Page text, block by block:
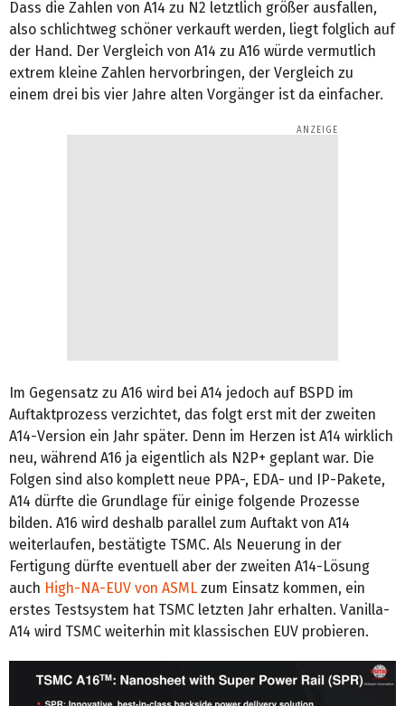
Dass die Zahlen von A14 zu N2 letztlich größer ausfallen,
also schlichtweg schöner verkauft werden, liegt folglich auf
der Hand. Der Vergleich von A14 zu A16 würde vermutlich
extrem kleine Zahlen hervorbringen, der Vergleich zu
einem drei bis vier Jahre alten Vorgänger ist da einfacher.
Im Gegensatz zu A16 wird bei A14 jedoch auf BSPD im
Auftaktprozess verzichtet, das folgt erst mit der zweiten
A14-Version ein Jahr später. Denn im Herzen ist A14 wirklich
neu, während A16 ja eigentlich als N2P+ geplant war. Die
Folgen sind also komplett neue PPA-, EDA- und IP-Pakete,
A14 dürfte die Grundlage für einige folgende Prozesse
bilden. A16 wird deshalb parallel zum Auftakt von A14
weiterlaufen, bestätigte TSMC. Als Neuerung in der
Fertigung dürfte eventuell aber der zweiten A14-Lösung
auch High-NA-EUV von ASML zum Einsatz kommen, ein
erstes Testsystem hat TSMC letzten Jahr erhalten. Vanilla-
A14 wird TSMC weiterhin mit klassischen EUV probieren.